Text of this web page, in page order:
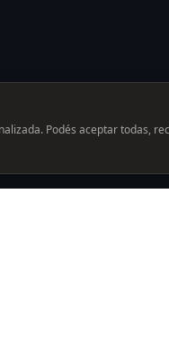
Podés aceptar todas,